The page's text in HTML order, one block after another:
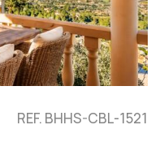
REF. BHHS-CBL-1521